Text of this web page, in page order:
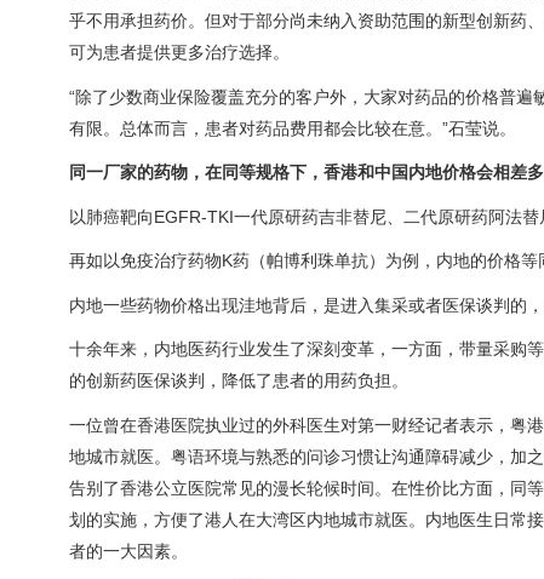
乎不用承担药价。但对于部分尚未纳入资助范围的新型创新药
可为患者提供更多治疗选择。
“除了少数商业保险覆盖充分的客户外，大家对药品的价格普
有限。总体而言，患者对药品费用都会比较在意。”石莹说。
同一厂家的药物，在同等规格下，香港和中国内地价格会相差
以肺癌靶向EGFR-TKI一代原研药吉非替尼、二代原研药阿法
再如以免疫治疗药物K药（帕博利珠单抗）为例，内地的价格等
内地一些药物价格出现洼地背后，是进入集采或者医保谈判的
十余年来，内地医药行业发生了深刻变革，一方面，带量采购
的创新药医保谈判，降低了患者的用药负担。
一位曾在香港医院执业过的外科医生对第一财经记者表示，粤
地城市就医。粤语环境与熟悉的问诊习惯让沟通障碍减少，加
告别了香港公立医院常见的漫长轮候时间。在性价比方面，同
划的实施，方便了港人在大湾区内地城市就医。内地医生日常
者的一大因素。